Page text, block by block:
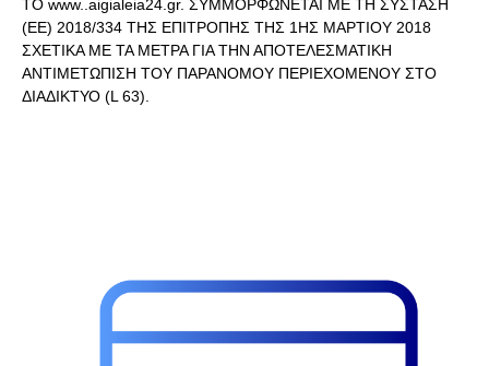
ΤΟ www..aigialeia24.gr. ΣΥΜΜΟΡΦΩΝΕΤΑΙ ΜΕ ΤΗ ΣΥΣΤΑΣΗ
(ΕΕ) 2018/334 ΤΗΣ ΕΠΙΤΡΟΠΗΣ ΤΗΣ 1ΗΣ ΜΑΡΤΙΟΥ 2018
ΣΧΕΤΙΚΑ ΜΕ ΤΑ ΜΕΤΡΑ ΓΙΑ ΤΗΝ ΑΠΟΤΕΛΕΣΜΑΤΙΚΗ
ΑΝΤΙΜΕΤΩΠΙΣΗ ΤΟΥ ΠΑΡΑΝΟΜΟΥ ΠΕΡΙΕΧΟΜΕΝΟΥ ΣΤΟ
ΔΙΑΔΙΚΤΥΟ (L 63).